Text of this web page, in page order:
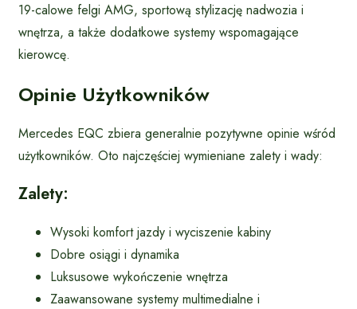
19-calowe felgi AMG, sportową stylizację nadwozia i
wnętrza, a także dodatkowe systemy wspomagające
kierowcę.
Opinie Użytkowników
Mercedes EQC zbiera generalnie pozytywne opinie wśród
użytkowników. Oto najczęściej wymieniane zalety i wady:
Zalety:
Wysoki komfort jazdy i wyciszenie kabiny
Dobre osiągi i dynamika
Luksusowe wykończenie wnętrza
Zaawansowane systemy multimedialne i